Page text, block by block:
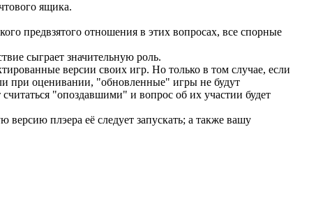
ящика.
предвзятого отношения в этих вопросах, все спорные
сыграет значительную роль.
версии своих игр. Но только в том случае, если
при оценивании, "обновленные" игры не будут
"опоздавшими" и вопрос об их участии будет
плэера её следует запускать; а также вашу